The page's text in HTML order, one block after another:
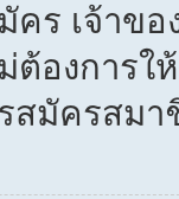
คร เจ้าข
ต้องการ
สมัครสมา